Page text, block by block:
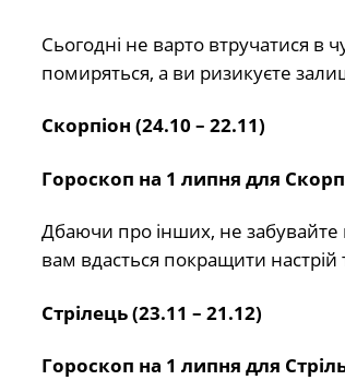
Сьогодні не варто втручатися в
помиряться, а ви ризикуєте
Скорпіон (24.10 – 22.11)
Гороскоп на 1 липня для
Дбаючи про інших, не забувайте
вам вдасться покращити
Стрілець (23.11 – 21.12)
Гороскоп на 1 липня для